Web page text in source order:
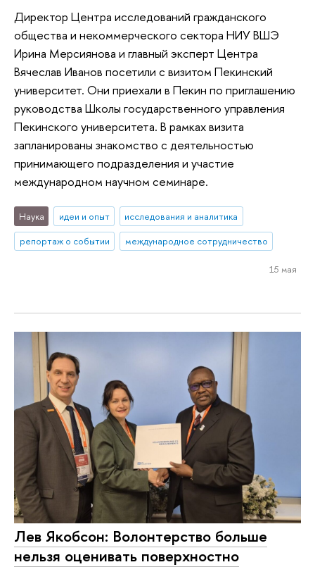
Директор Центра исследований гражданского
общества и некоммерческого сектора НИУ ВШЭ
Ирина Мерсиянова и главный эксперт Центра
Вячеслав Иванов посетили с визитом Пекинский
университет. Они приехали в Пекин по приглашению
руководства Школы государственного управления
Пекинского университета. В рамках визита
запланированы знакомство с деятельностью
принимающего подразделения и участие
международном научном семинаре.
Наука идеи и опыт
исследования и аналитика
репортаж о событии
международное сотрудничество
15 мая
Лев Якобсон: Волонтерство больше
нельзя оценивать поверхностно